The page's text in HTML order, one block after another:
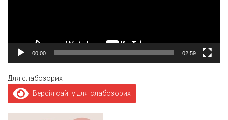
00:00 02:59
Для слабозорих
Версія сайту для слабозорих